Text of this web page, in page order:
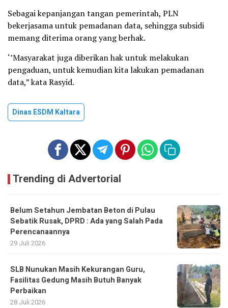
Sebagai kepanjangan tangan pemerintah, PLN
bekerjasama untuk pemadanan data, sehingga subsidi
memang diterima orang yang berhak.
‘’Masyarakat juga diberikan hak untuk melakukan
pengaduan, untuk kemudian kita lakukan pemadanan
data,” kata Rasyid.
Dinas ESDM Kaltara
Trending di Advertorial
Belum Setahun Jembatan Beton di Pulau
Sebatik Rusak, DPRD : Ada yang Salah Pada
Perencanaannya
29 Juli 2026
SLB Nunukan Masih Kekurangan Guru,
Fasilitas Gedung Masih Butuh Banyak
Perbaikan
28 Juli 2026